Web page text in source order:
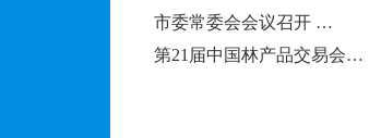
市委常委会会议召开 …
第21届中国林产品交易会…